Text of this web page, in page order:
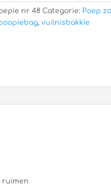
nr 48 Categorie: Poep
,vuilnisbakkie
ruimen